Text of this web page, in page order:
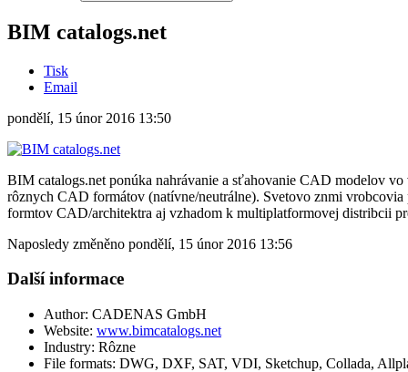
BIM catalogs.net
Tisk
Email
pondělí, 15 únor 2016 13:50
BIM catalogs.net ponúka nahrávanie a sťahovanie CAD modelov
rôznych CAD formátov (natívne/neutrálne). Svetovo znmi
formtov CAD/architektra aj vzhadom k multiplatformovej distribcii
Naposledy změněno pondělí, 15 únor 2016 13:56
Další informace
Author: CADENAS GmbH
Website: www.bimcatalogs.net
Industry: Rôzne
File formats: DWG, DXF, SAT, VDI, Sketchup, Collada,